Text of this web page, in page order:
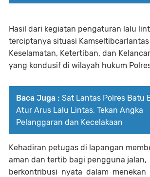
Hasil dari kegiatan pengaturan lalu
terciptanya situasi Kamseltibcarlantas
Keselamatan, Ketertiban, dan
yang kondusif di wilayah hukum
Baca Juga : Sat Lantas Polres Batu
Atur Arus Lalu Lintas, Tekan Angka
Pelanggaran dan Kecelakaan
Kehadiran petugas di lapangan
aman dan tertib bagi pengguna jalan,
berkontribusi nyata dalam menekan